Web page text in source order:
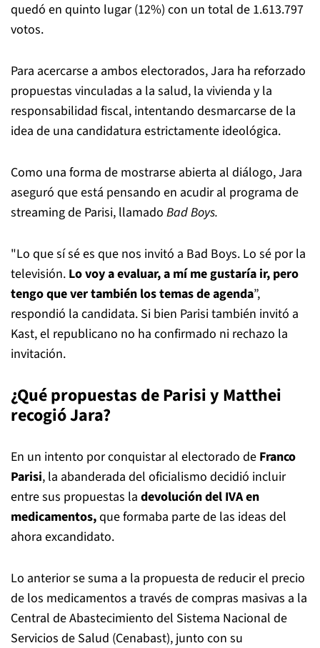
quedó en quinto lugar (12%) con un total de 1.613.797
votos.
Para acercarse a ambos electorados, Jara ha reforzado
propuestas vinculadas a la salud, la vivienda y la
responsabilidad fiscal, intentando desmarcarse de la
idea de una candidatura estrictamente ideológica.
Como una forma de mostrarse abierta al diálogo, Jara
aseguró que está pensando en acudir al programa de
streaming de Parisi, llamado Bad Boys.
"Lo que sí sé es que nos invitó a Bad Boys. Lo sé por la
televisión. Lo voy a evaluar, a mí me gustaría ir, pero
tengo que ver también los temas de agenda”,
respondió la candidata. Si bien Parisi también invitó a
Kast, el republicano no ha confirmado ni rechazo la
invitación.
¿Qué propuestas de Parisi y Matthei
recogió Jara?
En un intento por conquistar al electorado de Franco
Parisi, la abanderada del oficialismo decidió incluir
entre sus propuestas la devolución del IVA en
medicamentos,que formaba parte de las ideas del
ahora excandidato.
Lo anterior se suma a la propuesta de reducir el precio
de los medicamentos a través de compras masivas a la
Central de Abastecimiento del Sistema Nacional de
Servicios de Salud (Cenabast), junto con su